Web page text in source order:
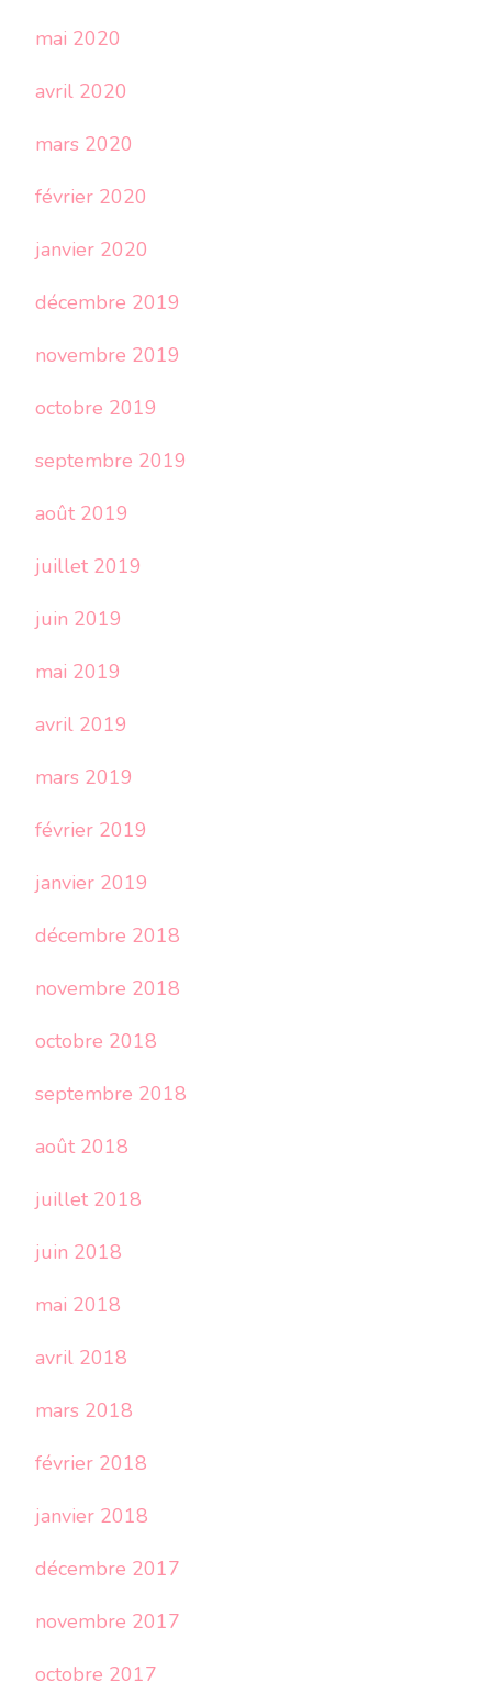
mai 2020
avril 2020
mars 2020
février 2020
janvier 2020
décembre 2019
novembre 2019
octobre 2019
septembre 2019
août 2019
juillet 2019
juin 2019
mai 2019
avril 2019
mars 2019
février 2019
janvier 2019
décembre 2018
novembre 2018
octobre 2018
septembre 2018
août 2018
juillet 2018
juin 2018
mai 2018
avril 2018
mars 2018
février 2018
janvier 2018
décembre 2017
novembre 2017
octobre 2017